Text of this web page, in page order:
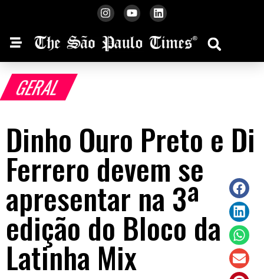
GERAL
Dinho Ouro Preto e Di
Ferrero devem se
apresentar na 3ª
edição do Bloco da
Latinha Mix